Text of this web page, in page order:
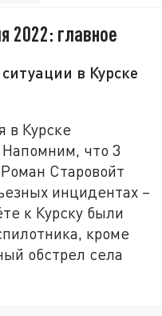
2022: главное
в Курске
в Курске
Напомним, что 3
Старовойт
инцидентах –
к Курску были
кроме
обстрел села